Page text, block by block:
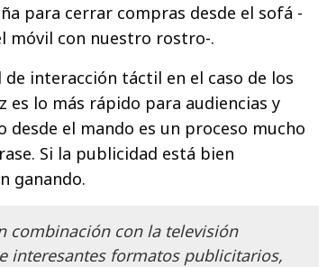
para cerrar compras desde el sofá -
móvil con nuestro rostro-.
interacción táctil en el caso de los
es lo más rápido para audiencias y
desde el mando es un proceso mucho
Si la publicidad está bien
ganando.
combinación con la televisión
interesantes formatos publicitarios,